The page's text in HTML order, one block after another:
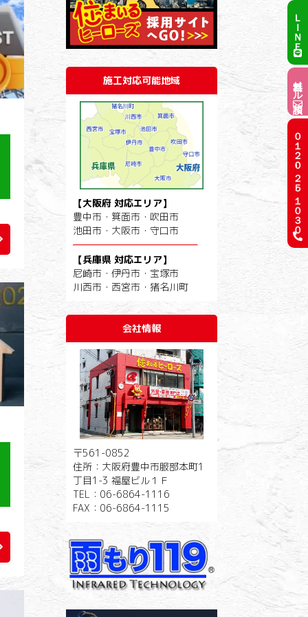
施工対応可能地域
【大阪府 対応エリア】
豊中市・箕面市・吹田市
池田市・大阪市・守口市
【兵庫県 対応エリア】
尼崎市・伊丹市・宝塚市
川西市・西宮市・猪名川町
会社情報
〒561-0852
住所：大阪府豊中市服部本町1
丁目1-3 福屋ビル１Ｆ
TEL：06-6864-1116
FAX：06-6864-1115
ＬＩＮＥ
無料メール相談
０１２０-２５-１０３０